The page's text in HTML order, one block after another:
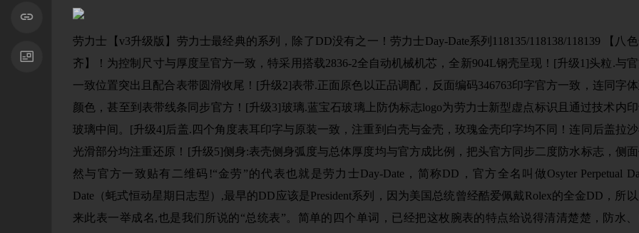
劳力士【v3升级版】劳力士最经典的系列，除了DD没有之一！劳力士Day-Date系列118135/118138/118139 【八
齐】！为控制尺寸与厚度呈官方一致，特采用搭载2836-2全自动机械机芯，全新904L钢壳呈现！[升级1]头粒.与
一致位置突出且配合表带圆滑收尾！[升级2]表带.正面原色以正品调配，反面编码346763印字官方一致，连同字体
颜色，甚至到表带线条同步官方！[升级3]玻璃.蓝宝石玻璃上防伪标志logo为劳力士新型虚点标识且通过技术内
玻璃中间。[升级4]后盖.四个角度表耳印字与原装一致，注重到白壳与金壳，玫瑰金壳印字均不同！连同后盖拉
光滑部分均注重还原！[升级5]侧身:表壳侧身弧度与总体厚度均与官方成比例，把头官方同步二度防水标志，侧
然与官方一致贴有二维码!“金劳”的代表也就是劳力士Day-Date，简称DD，官方全名叫做Osyter Perpetual
Date（蚝式恒动星期日志型）,最早的DD应该是President系列，因为美国总统曾经酷爱佩戴Rolex的全金DD，所
来此表一举成名,也是我们所说的“总统表”。简单的四个单词，已经把这枚腕表的特点给说得清清楚楚，防水、